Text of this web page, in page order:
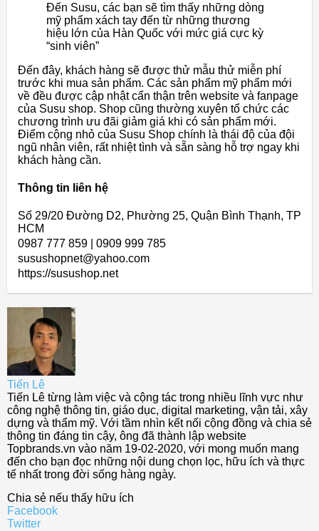
Đến Susu, các bạn sẽ tìm thấy những dòng
mỹ phẩm xách tay đến từ những thương
hiệu lớn của Hàn Quốc với mức giá cực kỳ
“sinh viên”
Đến đây, khách hàng sẽ được thử mẫu thử miễn phí
trước khi mua sản phẩm. Các sản phẩm mỹ phẩm mới
về đều được cập nhật cẩn thận trên website và fanpage
của Susu shop. Shop cũng thường xuyên tổ chức các
chương trình ưu đãi giảm giá khi có sản phẩm mới.
Điểm cộng nhỏ của Susu Shop chính là thái độ của đội
ngũ nhân viên, rất nhiệt tình và sẵn sàng hỗ trợ ngay khi
khách hàng cần.
Thông tin liên hệ
Số 29/20 Đường D2, Phường 25, Quận Bình Thạnh, TP
HCM
0987 777 859 | 0909 999 785
susushopnet@yahoo.com
https://susushop.net
Tiến Lê
Tiến Lê từng làm việc và cộng tác trong nhiều lĩnh vực như
công nghệ thông tin, giáo dục, digital marketing, vận tải, xây
dựng và thẩm mỹ. Với tầm nhìn kết nối cộng đồng và chia sẻ
thông tin đáng tin cậy, ông đã thành lập website
Topbrands.vn vào năm 19-02-2020, với mong muốn mang
đến cho bạn đọc những nội dung chọn lọc, hữu ích và thực
tế nhất trong đời sống hàng ngày.
Chia sẻ nếu thấy hữu ích
Facebook
Twitter